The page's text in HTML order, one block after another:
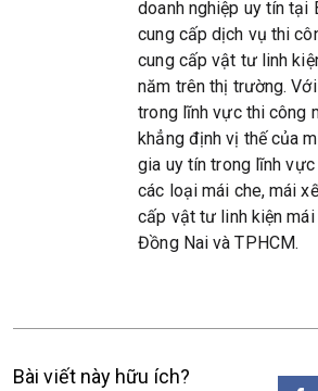
doanh nghiệp uy tín tại
cung cấp dịch vụ thi
cung cấp vật tư linh
năm trên thị trường.
trong lĩnh vực thi công
khẳng định vị thế của
gia uy tín trong lĩnh
các loại mái che, mái
cấp vật tư linh kiện
Đồng Nai và TPHCM.
Bài viết này hữu ích?